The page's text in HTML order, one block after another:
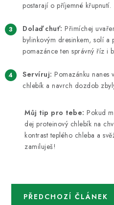
postarají o příjemné křupnutí.
Dolaď chuť: Přimíchej
bylinkovým dresinkem, solí a
pomazánce ten správný říz i
Servíruj: Pomazánku nanes
chlebík a navrch dozdob
Můj tip pro tebe: Pokud
dej proteinový chlebík na
kontrast teplého chleba a
zamiluješ!
PŘEDCHOZÍ ČLÁNEK